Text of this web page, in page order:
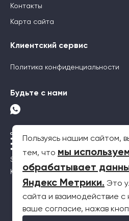
Контакты
Карта сайта
Клиентский сервис
Политика конфиденциальности
Будьте с нами
SEO-продвижение
Контекстная реклама
2026 © Все права защищены.
публичной
Пользуясь нашим сайтом,
тем, что мы
обрабатывает
Яндекс Метрики. Это
сайта и взаимодействие
ваше согласие, нажав